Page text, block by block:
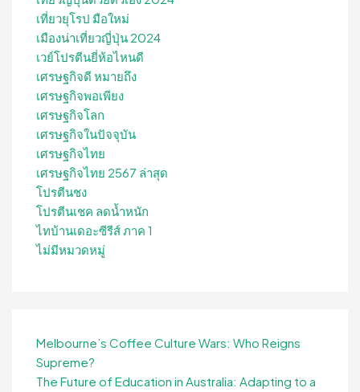
เที่ยวยุโรป มือใหม่
เมืองน่าเที่ยวญี่ปุ่น 2024
เวย์โปรตีนยี่ห้อไหนดี
เศรษฐกิจดี หมายถึง
เศรษฐกิจพอเพียง
เศรษฐกิจโลก
เศรษฐกิจในปัจจุบัน
เศรษฐกิจไทย
เศรษฐกิจไทย 2567 ล่าสุด
โปรตีนชง
โปรตีนเชค ลดน้ำหนัก
ไทบ้านเดอะซีรีส์ ภาค 1
ไม่มีหมวดหมู่
Melbourne’s Coffee Culture Wars: Who Reigns
Supreme?
The Future of Education in Australia: Adapting to a